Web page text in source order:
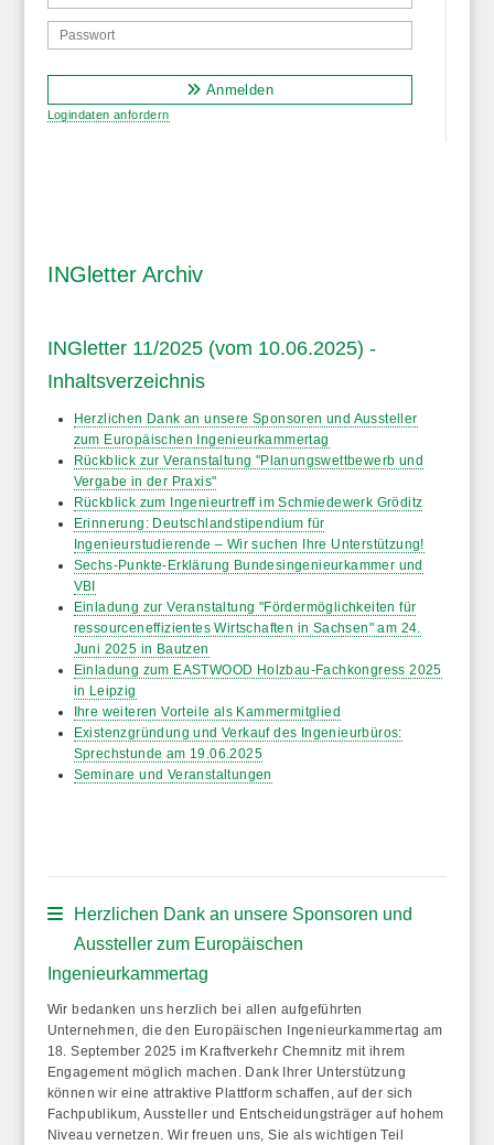
Anmelden
Logindaten anfordern
INGletter Archiv
INGletter 11/2025 (vom 10.06.2025) -
Inhaltsverzeichnis
Herzlichen Dank an unsere Sponsoren und Aussteller
zum Europäischen Ingenieurkammertag
Rückblick zur Veranstaltung "Planungswettbewerb und
Vergabe in der Praxis"
Rückblick zum Ingenieurtreff im Schmiedewerk Gröditz
Erinnerung: Deutschlandstipendium für
Ingenieurstudierende – Wir suchen Ihre Unterstützung!
Sechs-Punkte-Erklärung Bundesingenieurkammer und
VBI
Einladung zur Veranstaltung "Fördermöglichkeiten für
ressourceneffizientes Wirtschaften in Sachsen" am 24.
Juni 2025 in Bautzen
Einladung zum EASTWOOD Holzbau-Fachkongress 2025
in Leipzig
Ihre weiteren Vorteile als Kammermitglied
Existenzgründung und Verkauf des Ingenieurbüros:
Sprechstunde am 19.06.2025
Seminare und Veranstaltungen
Herzlichen Dank an unsere Sponsoren und
Aussteller zum Europäischen
Ingenieurkammertag
Wir bedanken uns herzlich bei allen aufgeführten
Unternehmen, die den Europäischen Ingenieurkammertag am
18. September 2025 im Kraftverkehr Chemnitz mit ihrem
Engagement möglich machen. Dank Ihrer Unterstützung
können wir eine attraktive Plattform schaffen, auf der sich
Fachpublikum, Aussteller und Entscheidungsträger auf hohem
Niveau vernetzen. Wir freuen uns, Sie als wichtigen Teil